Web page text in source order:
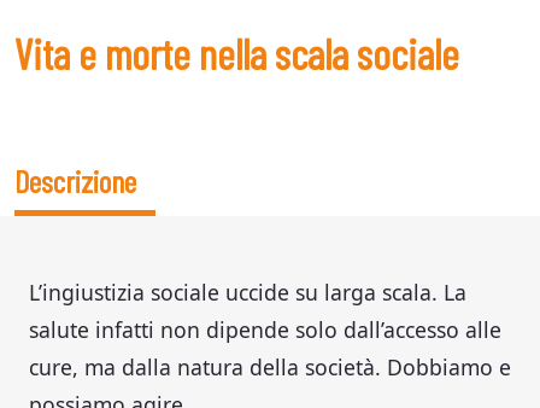
Vita e morte nella scala sociale
Descrizione
L’ingiustizia sociale uccide su larga scala. La
salute infatti non dipende solo dall’accesso alle
cure, ma dalla natura della società. Dobbiamo e